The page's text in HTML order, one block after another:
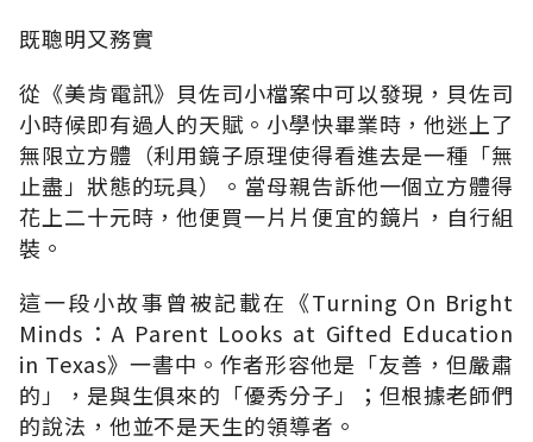
既聰明又務實
從《美肯電訊》貝佐司小檔案中可以發現，貝佐司
小時候即有過人的天賦。小學快畢業時，他迷上了
無限立方體（利用鏡子原理使得看進去是一種「無
止盡」狀態的玩具）。當母親告訴他一個立方體得
花上二十元時，他便買一片片便宜的鏡片，自行組
裝。
這一段小故事曾被記載在《Turning On Bright
Minds：A Parent Looks at Gifted Education
in Texas》一書中。作者形容他是「友善，但嚴肅
的」，是與生俱來的「優秀分子」；但根據老師們
的說法，他並不是天生的領導者。